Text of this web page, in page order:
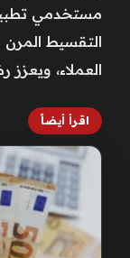
مستخدمي
التقسيط
العملاء،
اقرأ أيضاً